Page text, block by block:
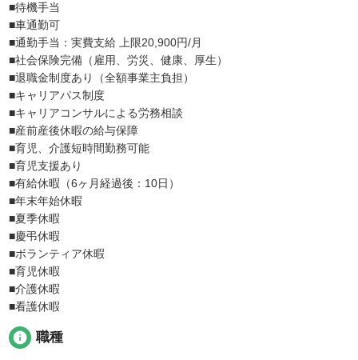
■待機手当
■車通勤可
■通勤手当：実費支給 上限20,900円/月
■社会保険完備（雇用、労災、健康、厚生）
■退職金制度あり（全額事業主負担）
■キャリアパス制度
■キャリアコンサルによる労務相談
■産前産後休暇の給与保障
■育児、介護短時間勤務可能
■育児支援あり
■有給休暇（6ヶ月経過後：10日）
■年末年始休暇
■夏季休暇
■慶弔休暇
■ボランティア休暇
■育児休暇
■介護休暇
■看護休暇
info 職種